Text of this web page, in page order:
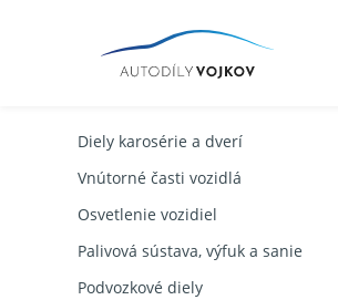
Diely karosérie a dverí
Vnútorné časti vozidlá
Osvetlenie vozidiel
Palivová sústava, výfuk a sanie
Podvozkové diely